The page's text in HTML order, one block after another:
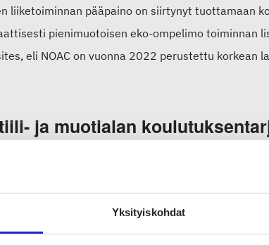
Yksityiskohdat
liiketoiminnan pääpaino on siirtynyt tuottamaan
pienimuotoisen eko-ompelimo toiminnan
eli NOAC on vuonna 2022 perustettu
ja muotialan
vuosi on tuonut jälleen mukanaan uusia
Suomen koulutuskuntayhtymä,Faros & Com Oy
.